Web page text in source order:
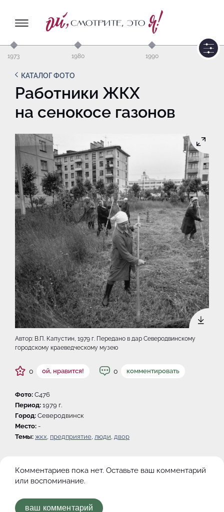
1973 1980 1990
КАТАЛОГ ФОТО
Работники ЖКХ
на сенокосе газонов
Автор: В.П. Капустин, 1979 г. Передано в дар Северодвинскому
городскому краеведческому музею
0 ой, нравится! 0 комментировать
Фото: C476
Период: 1979 г.
Город: Северодвинск
Место: -
Темы: жкх, предприятие, люди, двор
Комментариев пока нет. Оставьте ваш комментарий
или воспоминание.
ваш комментарий